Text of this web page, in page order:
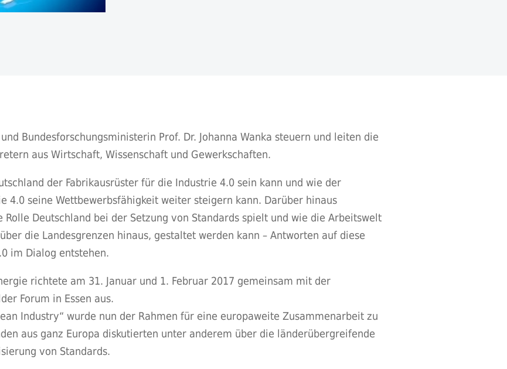
Bundesforschungsministerin Prof. Dr. Johanna Wanka steuern und leiten die
aus Wirtschaft, Wissenschaft und Gewerkschaften.
der Fabrikausrüster für die Industrie 4.0 sein kann und wie der
4.0 seine Wettbewerbsfähigkeit weiter steigern kann. Darüber hinaus
Deutschland bei der Setzung von Standards spielt und wie die Arbeitswelt
die Landesgrenzen hinaus, gestaltet werden kann – Antworten auf diese
im Dialog entstehen.
richtete am 31. Januar und 1. Februar 2017 gemeinsam mit der
Forum in Essen aus.
Industry“ wurde nun der Rahmen für eine europaweite Zusammenarbeit zu
aus ganz Europa diskutierten unter anderem über die länderübergreifende
von Standards.